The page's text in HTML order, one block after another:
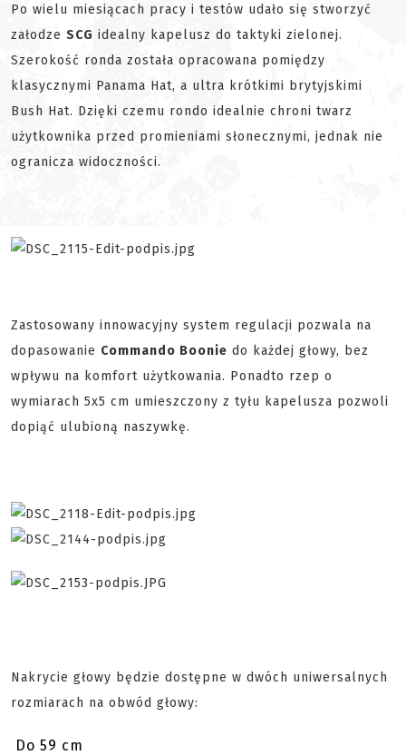
Po wielu miesiącach pracy i testów udało się stworzyć
załodze SCG idealny kapelusz do taktyki zielonej.
Szerokość ronda została opracowana pomiędzy
klasycznymi Panama Hat, a ultra krótkimi brytyjskimi
Bush Hat. Dzięki czemu rondo idealnie chroni twarz
użytkownika przed promieniami słonecznymi, jednak nie
ogranicza widoczności.
Zastosowany innowacyjny system regulacji pozwala na
dopasowanie Commando Boonie do każdej głowy, bez
wpływu na komfort użytkowania. Ponadto rzep o
wymiarach 5x5 cm umieszczony z tyłu kapelusza pozwoli
dopiąć ulubioną naszywkę.
Nakrycie głowy będzie dostępne w dwóch uniwersalnych
rozmiarach na obwód głowy:
Do 59 cm